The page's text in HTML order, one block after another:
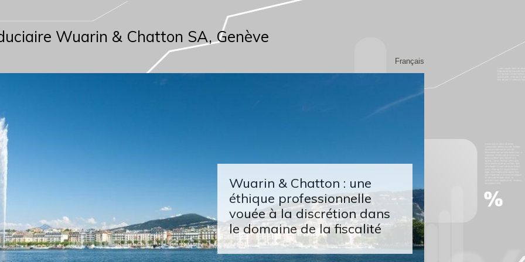
Français
Wuarin & Chatton SA, Genève
Wuarin & Chatton : une
éthique professionnelle
vouée à la discrétion dans
le domaine de la fiscalité